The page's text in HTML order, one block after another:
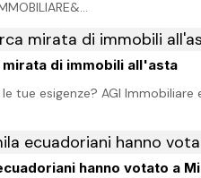
mirata di immobili all'asta
tue esigenze? AGI Immobiliare
hanno votato a